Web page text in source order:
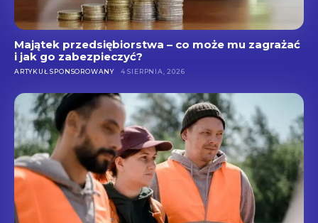
Majątek przedsiębiorstwa – co może mu zagrażać
i jak go zabezpieczyć?
ARTYKUŁ SPONSOROWANY 4 SIERPNIA, 2026